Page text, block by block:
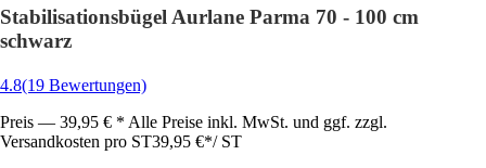
Stabilisationsbügel Aurlane Parma 70 - 100 cm
schwarz
4.8(19 Bewertungen)
Preis — 39,95 € * Alle Preise inkl. MwSt. und ggf. zzgl.
Versandkosten pro ST39,95 €*/ ST